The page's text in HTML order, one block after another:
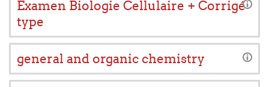
Examen Biologie Cellulaire + Corrigé
type
general and organic chemistry